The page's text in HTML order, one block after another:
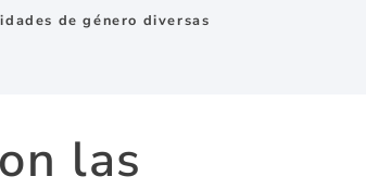
de género diversas
las